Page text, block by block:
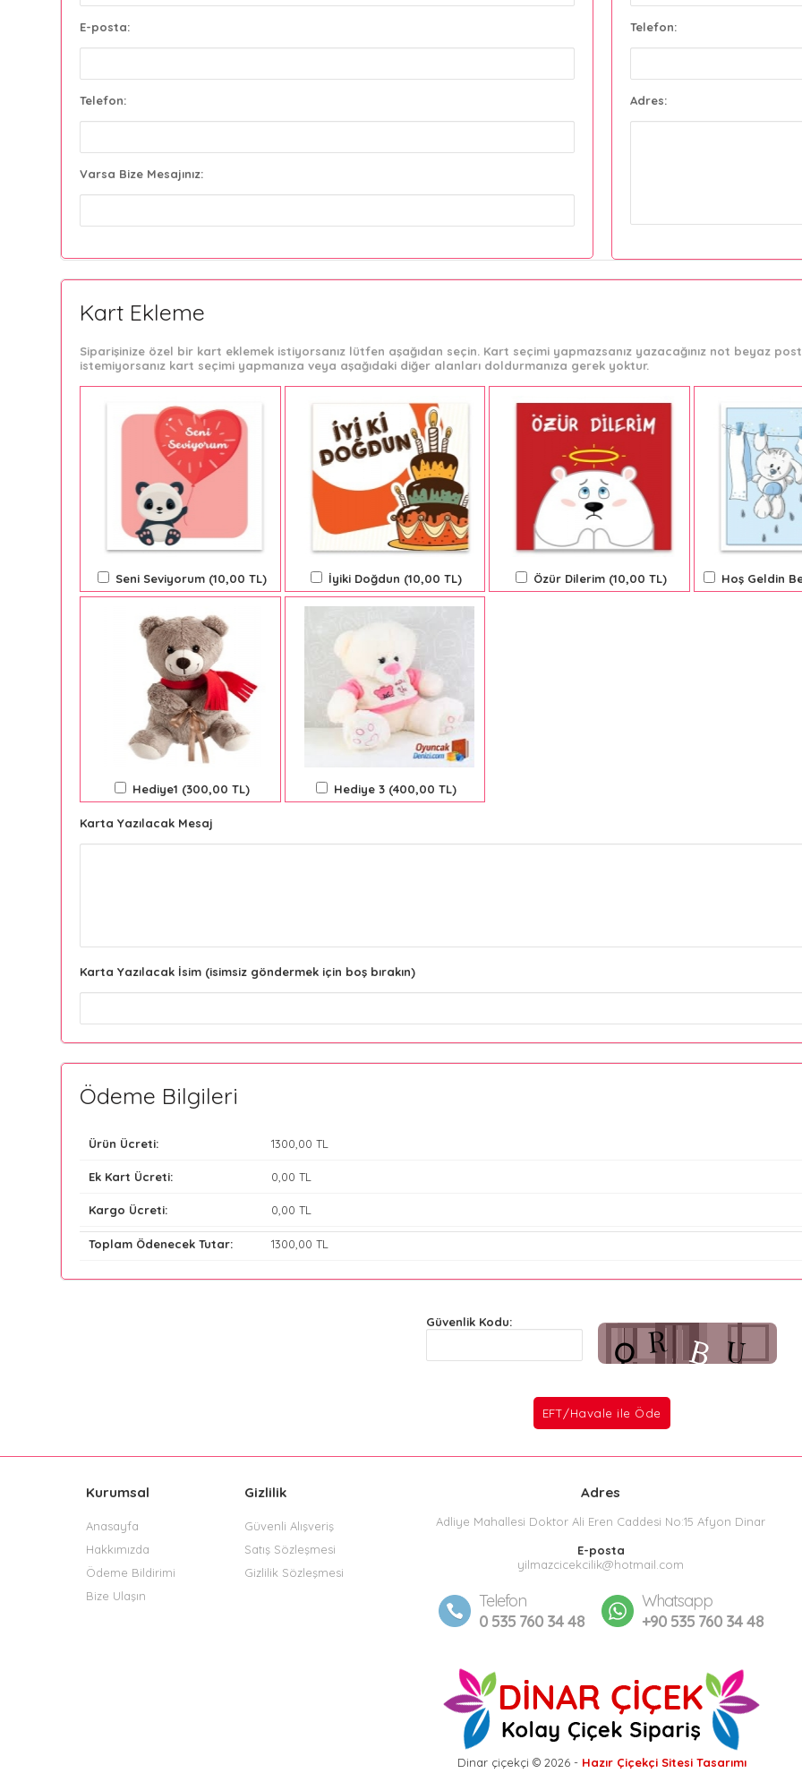
E-posta:
Telefon:
Varsa Bize Mesajınız:
Telefon:
Adres:
Kart Ekleme
Siparişinize özel bir kart eklemek istiyorsanız lütfen aşağıdan seçin. Kart seçimi yapmazsanız yazacağınız not beyaz
istemiyorsanız kart seçimi yapmanıza veya aşağıdaki diğer alanları doldurmanıza gerek yoktur.
Seni Seviyorum (10,00 TL) İyiki Doğdun (10,00 TL) Özür Dilerim (10,00 TL) Hoş Geldin
Hediye1 (300,00 TL) Hediye 3 (400,00 TL)
Karta Yazılacak Mesaj
Karta Yazılacak İsim (isimsiz göndermek için boş bırakın)
Ödeme Bilgileri
Ürün Ücreti: 1300 ,00 TL
Ek Kart Ücreti: 0 ,00 TL
Kargo Ücreti: 0 ,00 TL
Toplam Ödenecek Tutar: 1300 ,00 TL
Güvenlik Kodu:
Kurumsal
Anasayfa
Hakkımızda
Ödeme Bildirimi
Bize Ulaşın
Gizlilik
Güvenli Alışveriş
Satış Sözleşmesi
Gizlilik Sözleşmesi
Adres
Adliye Mahallesi Doktor Ali Eren Caddesi No:15 Afyon Dinar
E-posta
yilmazcicekcilik@hotmail.com
Telefon
0 535 760 34 48
Whatsapp
+90 535 760 34 48
Dinar çiçekçi © 2026 - Hazır Çiçekçi Sitesi Tasarımı